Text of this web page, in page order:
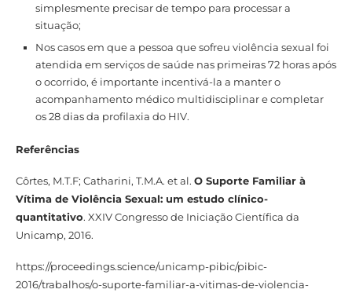
simplesmente precisar de tempo para processar a
situação;
Nos casos em que a pessoa que sofreu violência sexual foi
atendida em serviços de saúde nas primeiras 72 horas após
o ocorrido, é importante incentivá-la a manter o
acompanhamento médico multidisciplinar e completar
os 28 dias da profilaxia do HIV.
Referências
Côrtes, M.T.F; Catharini, T.M.A. et al. O Suporte Familiar à
Vítima de Violência Sexual: um estudo clínico-
quantitativo. XXIV Congresso de Iniciação Científica da
Unicamp, 2016.
https://proceedings.science/unicamp-pibic/pibic-
2016/trabalhos/o-suporte-familiar-a-vitimas-de-violencia-